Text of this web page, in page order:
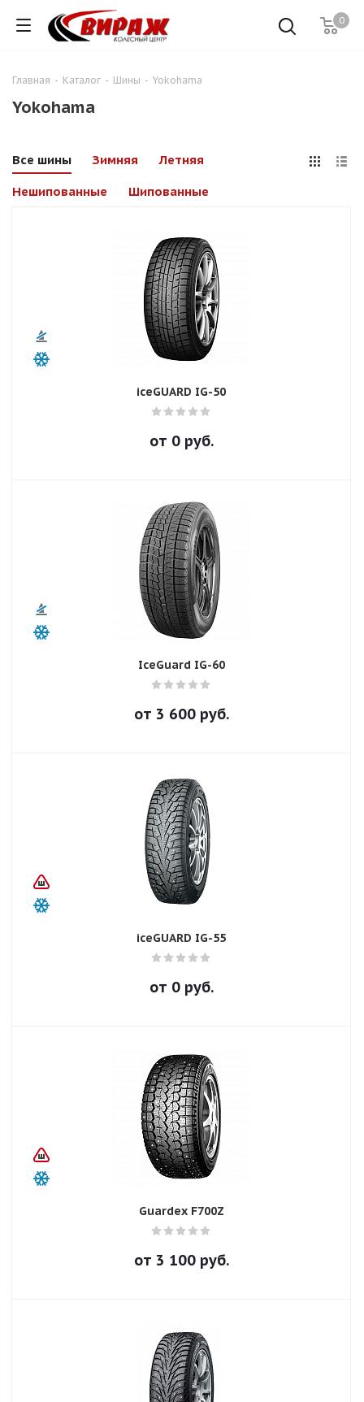
0
Главная - Каталог - Шины - Yokohama
Yokohama
Все шины Зимняя Летняя
Нешипованные Шипованные
iceGUARD IG-50
от 0руб.
IceGuard IG-60
от 3 600руб.
iceGUARD IG-55
от 0руб.
Guardex F700Z
от 3 100руб.